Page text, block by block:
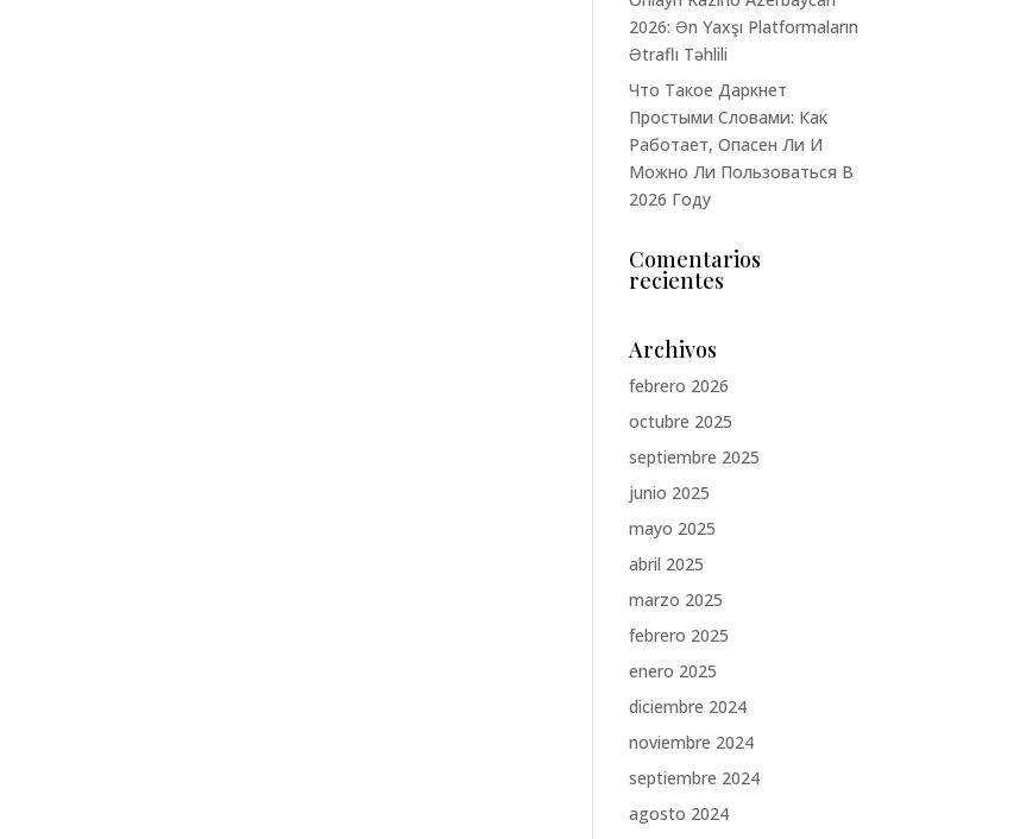
2026: Ən Yaxşı Platformaların
Ətraflı Təhlili
Что Такое Даркнет
Простыми Словами: Как
Работает, Опасен Ли И
Можно Ли Пользоваться В
2026 Году
Comentarios
recientes
Archivos
febrero 2026
octubre 2025
septiembre 2025
junio 2025
mayo 2025
abril 2025
marzo 2025
febrero 2025
enero 2025
diciembre 2024
noviembre 2024
septiembre 2024
agosto 2024